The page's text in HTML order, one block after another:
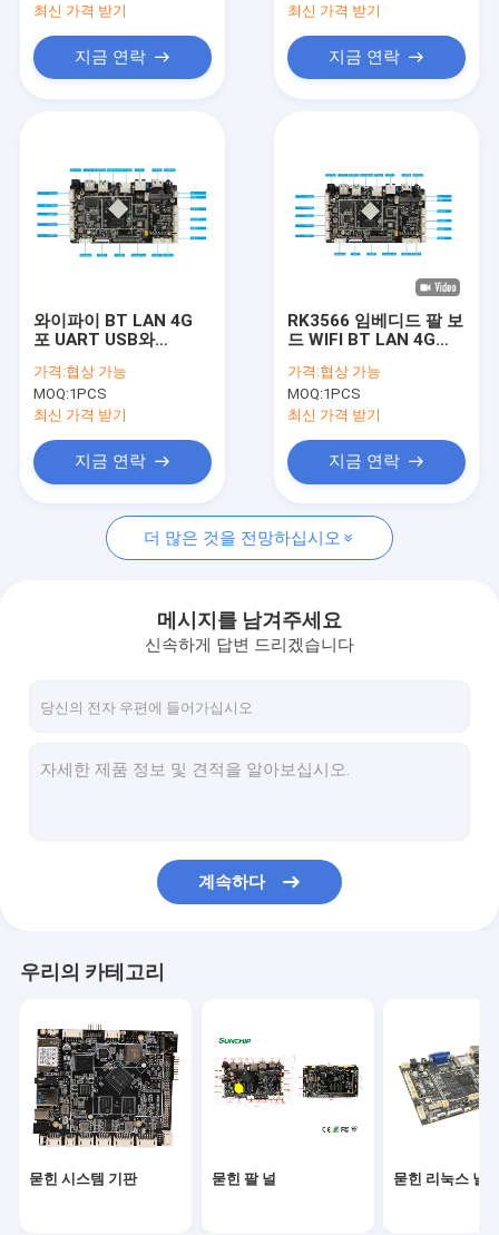
우리에 대하여
공장 여행
뉴스
경우
묻힌 리눅스 널
인터랙티브 디지털 간판
산업 팔 널
RK3288 널
최신 가격 받기
지금 연락
최신 가격 받기
지금 연락
와이파이 BT LAN 4G
포 UART USB와
는 팔고정대를 끼워 넣
었습니다
가격:협상 가능
MOQ:1PCS
최신 가격 받기
지금 연락
RK3566 임베디드 팔 보
드 WIFI BT LAN 4G
이드 개발 보드
가격:협상 가능
MOQ:1PCS
최신 가격 받기
지금 연락
더 많은 것을 전망하십시오
메시지를 남겨주세요
신속하게 답변 드리겠습니다
계속하다
우리의 카테고리
묻힌 시스템 기판 묻힌 팔 널 묻힌 리눅스 널